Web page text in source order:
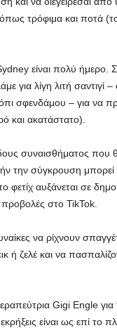
τρόφιμα και ποτά (το
είναι πολύ ήμερο.
για λίγη λιτή σαντιγί
σφενδάμου – για να
και ακατάστατο).
συναισθήματος που
την σύγκρουση μπορεί
φετίχ αυξάνεται σε
στο TikTok.
να ρίχνουν
ή ζελέ και να
Gigi Engle
είναι ως επί το